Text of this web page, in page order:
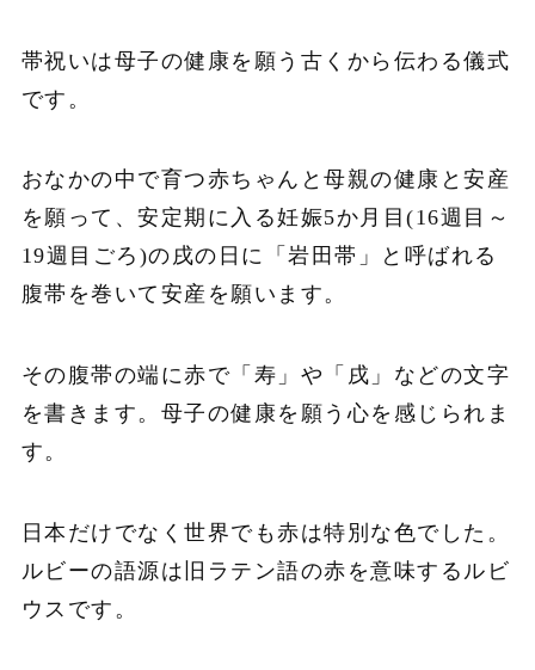
帯祝いは母子の健康を願う古くから伝わる儀式
です。
おなかの中で育つ赤ちゃんと母親の健康と安産
を願って、安定期に入る妊娠5か月目(16週目～
19週目ごろ)の戌の日に「岩田帯」と呼ばれる
腹帯を巻いて安産を願います。
その腹帯の端に赤で「寿」や「戌」などの文字
を書きます。母子の健康を願う心を感じられま
す。
日本だけでなく世界でも赤は特別な色でした。
ルビーの語源は旧ラテン語の赤を意味するルビ
ウスです。